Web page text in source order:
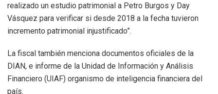
realizado un estudio patrimonial a Petro Burgos y Day
Vásquez para verificar si desde 2018 a la fecha tuvieron
incremento patrimonial injustificado”.
La fiscal también menciona documentos oficiales de la
DIAN, e informe de la Unidad de Información y Análisis
Financiero (UIAF) organismo de inteligencia financiera del
país.